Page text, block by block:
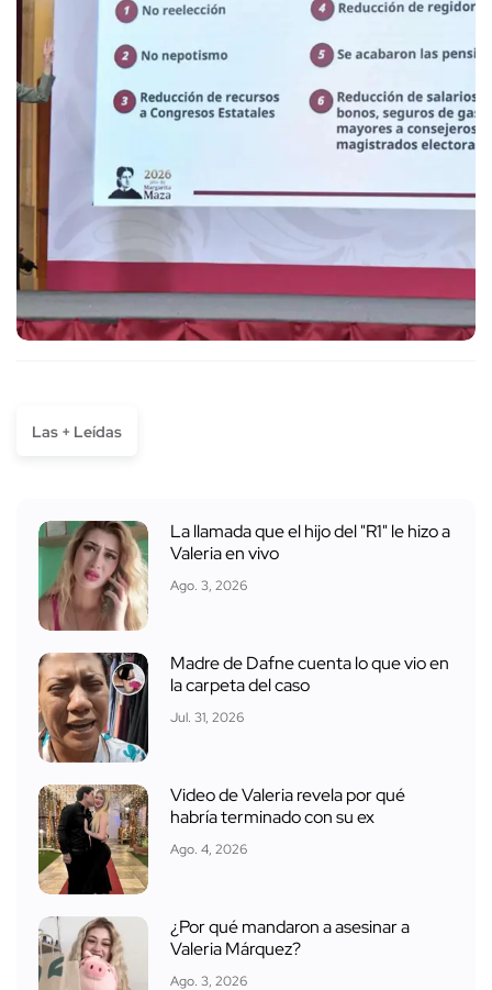
Las + Leídas
La llamada que el hijo del "R1" le hizo a
Valeria en vivo
Ago. 3, 2026
Madre de Dafne cuenta lo que vio en
la carpeta del caso
Jul. 31, 2026
Video de Valeria revela por qué
habría terminado con su ex
Ago. 4, 2026
¿Por qué mandaron a asesinar a
Valeria Márquez?
Ago. 3, 2026